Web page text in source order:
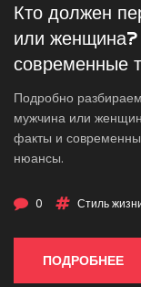
Кто должен
или женщина?
современные
Подробно
мужчина или
факты и
нюансы.
0 Стиль
ПОДРОБНЕЕ